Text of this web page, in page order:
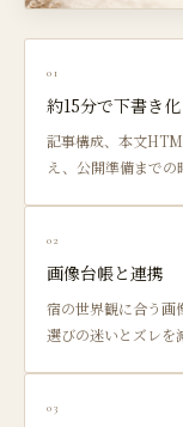
01
約15分で下書き化
記事構成、本文
え、公開準備までの
02
画像台帳と連携
宿の世界観に合う画
選びの迷いとズレを
03